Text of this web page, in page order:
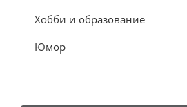
Хобби и образование
Юмор